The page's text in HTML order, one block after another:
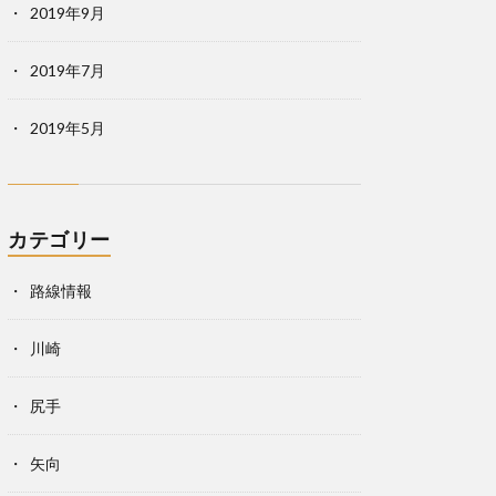
2019年9月
2019年7月
2019年5月
カテゴリー
路線情報
川崎
尻手
矢向